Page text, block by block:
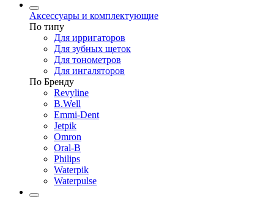
Аксессуары и комплектующие
По типу
Для ирригаторов
Для зубных щеток
Для тонометров
Для ингаляторов
По Бренду
Revyline
B.Well
Emmi-Dent
Jetpik
Omron
Oral-B
Philips
Waterpik
Waterpulse